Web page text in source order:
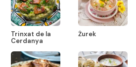
Trinxat de la
Cerdanya
Żurek